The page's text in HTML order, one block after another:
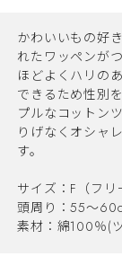
かわいいもの好
れたワッペンが
ほどよくハリの
できるため性別
プルなコットン
りげなくオシャ
す。
サイズ：F（フリ
頭周り：55～
素材：綿100％(